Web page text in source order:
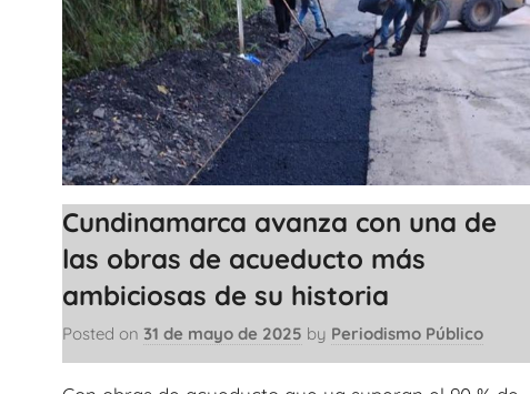
Cundinamarca avanza con una de
las obras de acueducto más
ambiciosas de su historia
Posted on 31 de mayo de 2025 by Periodismo Público